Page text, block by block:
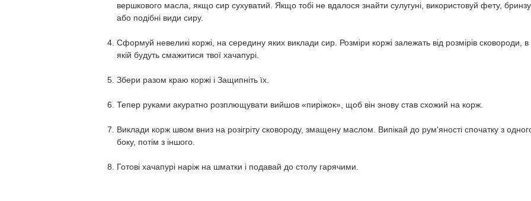
вершкового масла, якщо сир сухуватий. Якщо тобі не вдалося знайти сулугуні, використовуй фету, бринзу
або подібні види сиру.
Сформуй невеликі коржі, на середину яких виклади сир. Розміри коржі залежать від розмірів сковороди, в
якій будуть смажитися твої хачапурі.
Збери разом краю коржі і Защипніть їх.
Тепер руками акуратно розплющувати вийшов «пиріжок», щоб він знову став схожий на корж.
Виклади корж швом вниз на розігріту сковороду, змащену маслом. Випікай до рум'яності спочатку з
боку, потім з іншого.
Готові хачапурі наріж на шматки і подавай до столу гарячими.